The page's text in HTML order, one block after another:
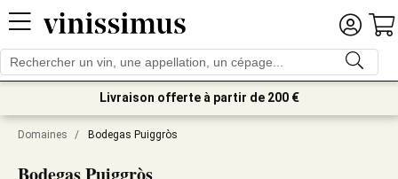
Livraison offerte à partir de 200 €
Domaines / Bodegas Puiggròs